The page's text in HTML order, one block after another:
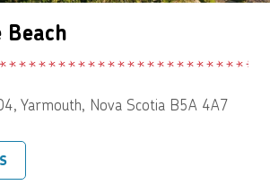
Beach
Yarmouth, Nova Scotia B5A 4A7